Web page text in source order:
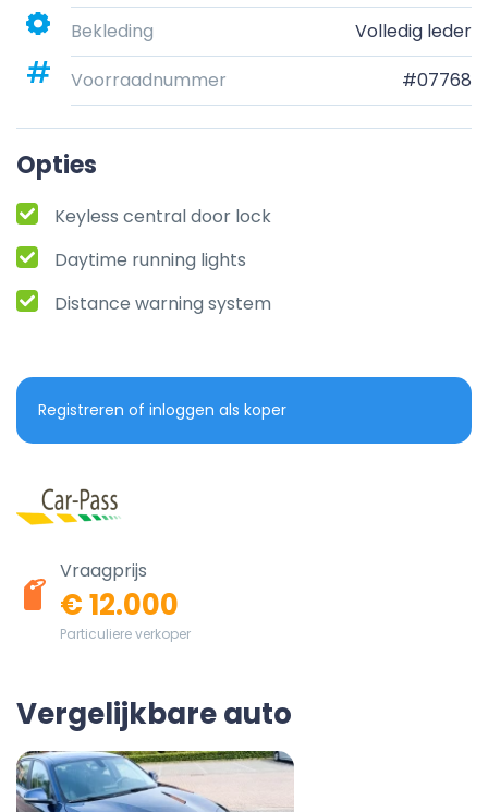
Bekleding
Volledig leder
Voorraadnummer
#07768
Opties
Keyless central door lock
Daytime running lights
Distance warning system
Registreren of inloggen als koper
Vraagprijs
€ 12.000
Particuliere verkoper
Vergelijkbare auto